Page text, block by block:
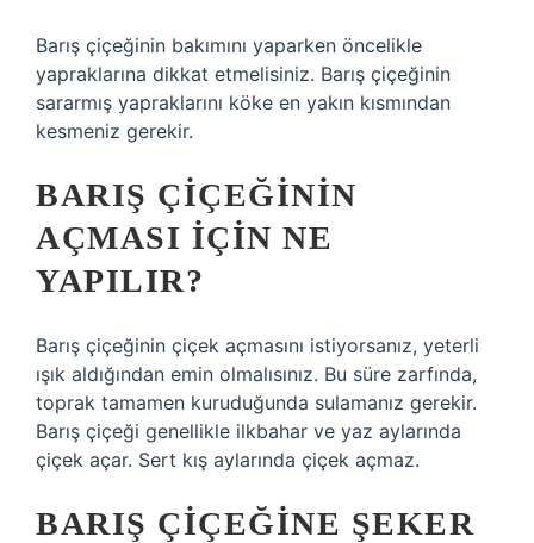
Barış çiçeğinin bakımını yaparken öncelikle
yapraklarına dikkat etmelisiniz. Barış çiçeğinin
sararmış yapraklarını köke en yakın kısmından
kesmeniz gerekir.
BARIŞ ÇIÇEĞININ
AÇMASI IÇIN NE
YAPILIR?
Barış çiçeğinin çiçek açmasını istiyorsanız, yeterli
ışık aldığından emin olmalısınız. Bu süre zarfında,
toprak tamamen kuruduğunda sulamanız gerekir.
Barış çiçeği genellikle ilkbahar ve yaz aylarında
çiçek açar. Sert kış aylarında çiçek açmaz.
BARIŞ ÇIÇEĞINE ŞEKER